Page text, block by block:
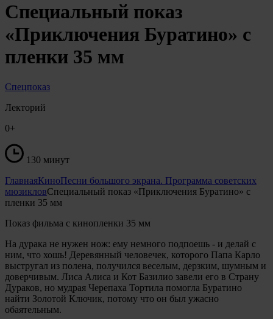
Специальный показ
«Приключения Буратино» с
пленки 35 мм
Спецпоказ
Лекторий
0+
130 минут
ГлавнаяКиноПесни большого экрана. Программа советских
мюзикловСпециальный показ «Приключения Буратино» с
пленки 35 мм
Показ фильма с кинопленки 35 мм
На дурака не нужен нож: ему немного подпоешь - и делай с
ним, что хошь! Деревянный человечек, которого Папа Карло
выстругал из полена, получился веселым, дерзким, шумным и
доверчивым. Лиса Алиса и Кот Базилио завели его в Страну
Дураков, но мудрая Черепаха Тортила помогла Буратино
найти Золотой Ключик, потому что он был ужасно
обаятельным.